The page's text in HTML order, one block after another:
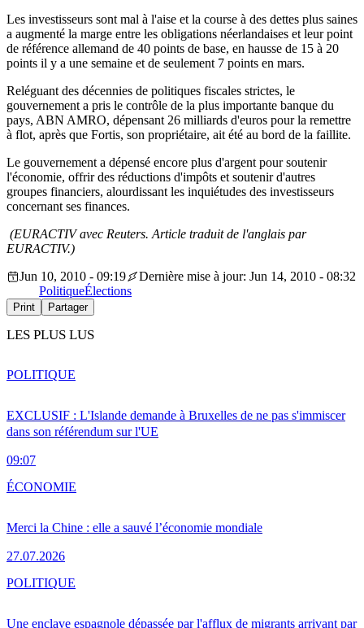
Les investisseurs sont mal à l'aise et la course à des dettes plus saines
a augmenté la marge entre les obligations néerlandaises et leur point
de référence allemand de 40 points de base, en hausse de 15 à 20
points il y a une semaine et de seulement 7 points en mars.
Reléguant des décennies de politiques fiscales strictes, le
gouvernement a pris le contrôle de la plus importante banque du
pays, ABN AMRO, dépensant 26 milliards d'euros pour la remettre
à flot, après que Fortis, son propriétaire, ait été au bord de la faillite.
Le gouvernement a dépensé encore plus d'argent pour soutenir
l'économie, offrir des réductions d'impôts et soutenir d'autres
groupes financiers, alourdissant les inquiétudes des investisseurs
concernant ses finances.
(EURACTIV avec Reuters. Article traduit de l'anglais par
EURACTIV.)
Jun 10, 2010 - 09:19
Dernière mise à jour: Jun 14, 2010 - 08:32
PolitiqueÉlections
Print Partager
LES PLUS LUS
EXCLUSIF : L'Islande demande à Bruxelles de ne pas s'immiscer
dans son référendum sur l'UE
09:07
POLITIQUE
Merci la Chine : elle a sauvé l’économie mondiale
27.07.2026
ÉCONOMIE
Une enclave espagnole dépassée par l'afflux de migrants arrivant par
POLITIQUE